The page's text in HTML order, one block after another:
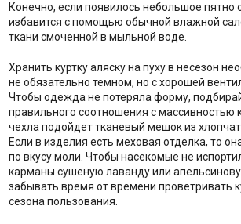
Конечно, если появилось небольшое пятно
избавится с помощью обычной влажной
ткани смоченной в мыльной воде.
Хранить куртку аляску на пуху в несезон
не обязательно темном, но с хорошей
Чтобы одежда не потеряла форму,
правильного соотношения с массивностью
чехла подойдет тканевый мешок из
Если в изделия есть меховая отделка, то
по вкусу моли. Чтобы насекомые не
карманы сушеную лаванду или
забывать время от времени проветривать
сезона пользования.